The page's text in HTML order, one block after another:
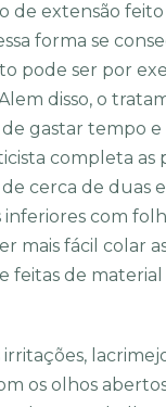
de extensão
forma se
pode ser por
disso, o
gastar tempo e
completa as
cerca de duas
com
mais fácil colar
feitas de
os olhos